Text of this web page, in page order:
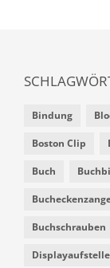
Bindung
Boston Clip
Buch
Buchschrauben